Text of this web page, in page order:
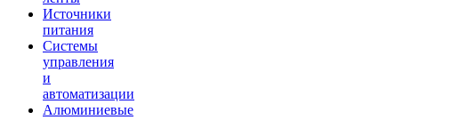
Источники
питания
Системы
управления
и
автоматизации
Алюминиевые